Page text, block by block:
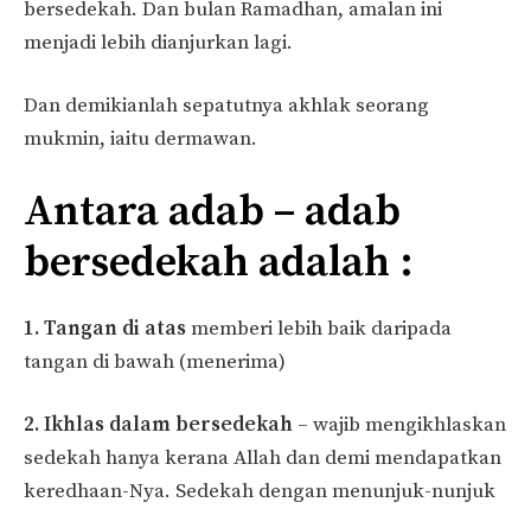
bersedekah. Dan bulan Ramadhan, amalan ini
menjadi lebih dianjurkan lagi.
Dan demikianlah sepatutnya akhlak seorang
mukmin, iaitu dermawan.
Antara adab – adab
bersedekah adalah :
1. Tangan di atasmemberi lebih baik daripada
tangan di bawah (menerima)
2. Ikhlas dalam bersedekah – wajib mengikhlaskan
sedekah hanya kerana Allah dan demi mendapatkan
keredhaan-Nya. Sedekah dengan menunjuk-nunjuk